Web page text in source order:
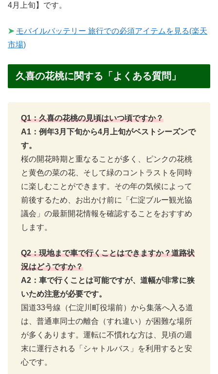
4月上旬】です。
➤ モバイルバッテリー 旅行での必須アイテムを見る(楽天
市場)
久喜の花桃に関する「よくある質問」
Q1：久喜の花桃の見頃はいつ頃ですか？
A1：例年3月下旬から4月上旬がベストシーズンで
す。
桜の開花時期と重なることが多く、ピンクの花桃
と黄色の菜の花、そして緑のコントラストを同時
に楽しむことができます。その年の気候によって
前後するため、お出かけ前に「仁淀ブルー観光協
議会」の最新開花情報を確認することをおすすめ
します。
Q2：現地まで車で行くことはできますか？道路状
況はどうですか？
A2：車で行くことは可能ですが、道幅が非常に狭
いため注意が必要です。
国道33号線（仁淀川町役場前）から集落へ入る道
は、普通車同士の離合（すれ違い）が困難な場所
が多くあります。運転に不慣れな方は、見頃の週
末に運行される「シャトルバス」を利用すると安
心です。